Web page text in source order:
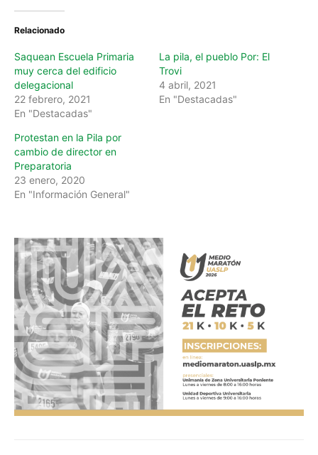
g
Relacionado
Saquean Escuela Primaria
muy cerca del edificio
delegacional
22 febrero, 2021
En "Destacadas"
La pila, el pueblo Por: El
Trovi
4 abril, 2021
En "Destacadas"
Protestan en la Pila por
cambio de director en
Preparatoria
23 enero, 2020
En "Información General"